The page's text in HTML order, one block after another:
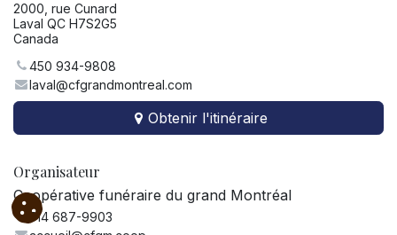
2000, rue Cunard
Laval QC H7S2G5
Canada
450 934-9808
laval@cfgrandmontreal.com
Obtenir l'itinéraire
Organisateur
Coopérative funéraire du grand Montréal
514 687-9903